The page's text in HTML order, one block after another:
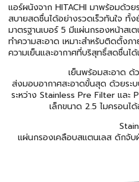
แอร์ผนังจาก HITACHI มาพร้อมด้วย
สบายสดชื่นได้อย่างรวดเร็วทันใจ ทั้
มาตรฐานเบอร์ 5 มีแผ่นกรองหน้าสเ
ทำความสะอาด เหมาะสำหรับติดตั้ง
ความเย็นและอากาศที่บริสุทธิ์สดชื่นไ
เย็นพร้อมสะอาด ด้
ส่งมอบอากาศสะอาดขั้นสุด ด้วยร
ระหว่าง Stainless Pre Filter และ
เล็กขนาด 2.5 ไมครอน
แผ่นกรองเคลือบสแตนเลส ดักจั